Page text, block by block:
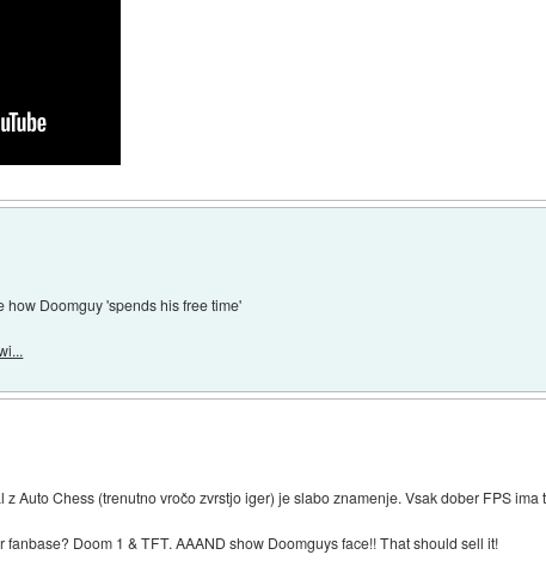
Doomguy 'spends his free time'
Auto Chess (trenutno vročo zvrstjo iger) je slabo znamenje. Vsak dober FPS
fanbase? Doom 1 & TFT. AAAND show Doomguys face!! That should sell it!